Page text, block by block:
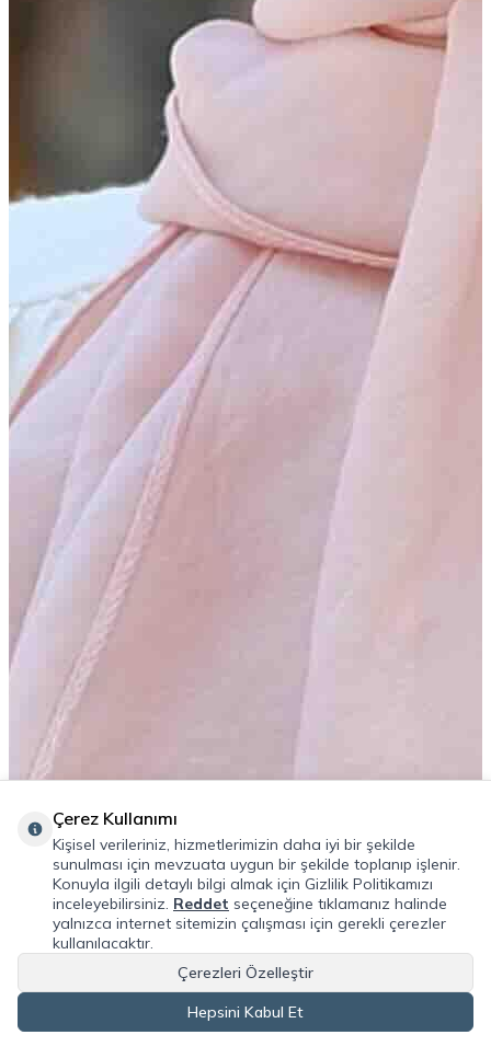
Çerez Kullanımı
Kişisel verileriniz, hizmetlerimizin daha iyi bir şekilde
sunulması için mevzuata uygun bir şekilde toplanıp işlenir.
Konuyla ilgili detaylı bilgi almak için Gizlilik Politikamızı
inceleyebilirsiniz. Reddet seçeneğine tıklamanız halinde
yalnızca internet sitemizin çalışması için gerekli çerezler
kullanılacaktır.
Çerezleri Özelleştir
Hepsini Kabul Et